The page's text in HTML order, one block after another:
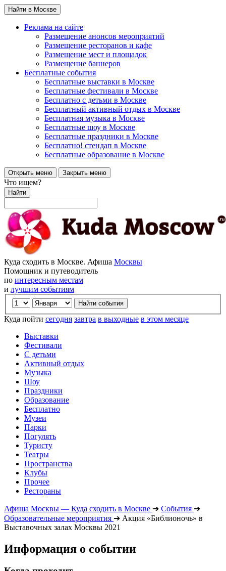
Найти в Москве
Реклама на сайте
Размещение анонсов мероприятий
Размещение ресторанов и кафе
Размещение мест и площадок
Размещение баннеров
Бесплатные события
Бесплатные выставки в Москве
Бесплатные фестивали в Москве
Бесплатно с детьми в Москве
Бесплатный активный отдых в Москве
Бесплатная музыка в Москве
Бесплатные шоу в Москве
Бесплатные праздники в Москве
Бесплатно! стендап в Москве
Бесплатные образование в Москве
Открыть меню Закрыть меню
Что ищем?
Найти
Куда сходить в Москве. Афиша Москвы
Помощник и путеводитель
по интересным местам
и лучшим событиям
Куда пойти сегодня завтра в выходные в этом месяце
Выставки
Фестивали
С детьми
Активный отдых
Музыка
Шоу
Праздники
Образование
Бесплатно
Музеи
Парки
Погулять
Туристу
Театры
Пространства
Клубы
Прочее
Рестораны
Афиша Москвы — Куда сходить в Москве ➔ События ➔
Образовательные мероприятия ➔ Акция «Библионочь» в
Выставочных залах Москвы 2021
Информация о событии